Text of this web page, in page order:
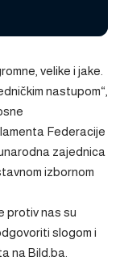
velike i jake.
nastupom“,
Federacije
zajednica
izbornom
protiv nas su
slogom i
na Bild.ba